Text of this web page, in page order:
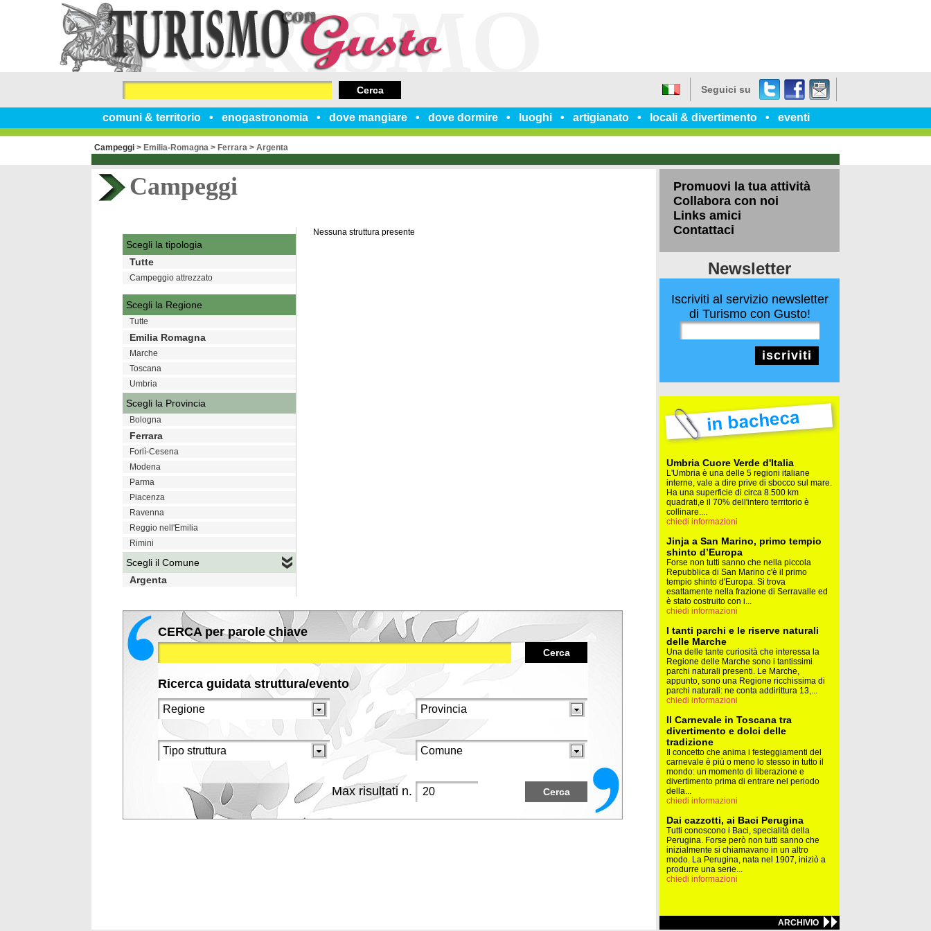
comuni & territorio enogastronomia dove mangiare dove dormire luoghi artigianato locali & divertimento eventi
Seguici su TwitterFacebook
un
Cerca
Campeggi > Emilia-Romagna > Ferrara > Argenta
Campeggi
Nessuna struttura presente
Scegli la tipologia
Tutte
Campeggio attrezzato
Scegli la Regione
Tutte
Emilia Romagna
Marche
Toscana
Umbria
Scegli la Provincia
Bologna
Ferrara
Forlì-Cesena
Modena
Parma
Piacenza
Ravenna
Reggio nell'Emilia
Rimini
Scegli il Comune
Argenta
CERCA per parole chiave
Cerca
Ricerca guidata struttura/evento
Max risultati n. Cerca
Promuovi la tua attività
Collabora con noi
Links amici
Contattaci
Newsletter
Iscriviti al servizio newsletter
di Turismo con Gusto!
iscriviti
Umbria Cuore Verde d'Italia
L'Umbria è una delle 5 regioni italiane
interne, vale a dire prive di sbocco sul mare.
Ha una superficie di circa 8.500 km
quadrati,e il 70% dell'intero territorio è
collinare....
chiedi informazioni
Jinja a San Marino, primo tempio
shinto d’Europa
Forse non tutti sanno che nella piccola
Repubblica di San Marino c'è il primo
tempio shinto d'Europa. Si trova
esattamente nella frazione di Serravalle ed
è stato costruito con i...
chiedi informazioni
I tanti parchi e le riserve naturali
delle Marche
Una delle tante curiosità che interessa la
Regione delle Marche sono i tantissimi
parchi naturali presenti. Le Marche,
appunto, sono una Regione ricchissima di
parchi naturali: ne conta addirittura 13,...
chiedi informazioni
Il Carnevale in Toscana tra
divertimento e dolci delle
tradizione
Il concetto che anima i festeggiamenti del
carnevale è più o meno lo stesso in tutto il
mondo: un momento di liberazione e
divertimento prima di entrare nel periodo
della...
chiedi informazioni
Dai cazzotti, ai Baci Perugina
Tutti conoscono i Baci, specialità della
Perugina. Forse però non tutti sanno che
inizialmente si chiamavano in un altro
modo. La Perugina, nata nel 1907, iniziò a
produrre una serie...
chiedi informazioni
ARCHIVIO